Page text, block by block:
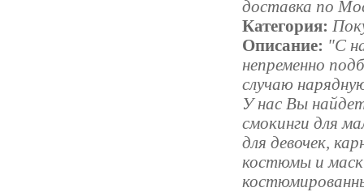
доставка по
Категория:
Описание: "С
непременно
случаю
У нас Вы
смокинги для
для девочек,
костюмы и